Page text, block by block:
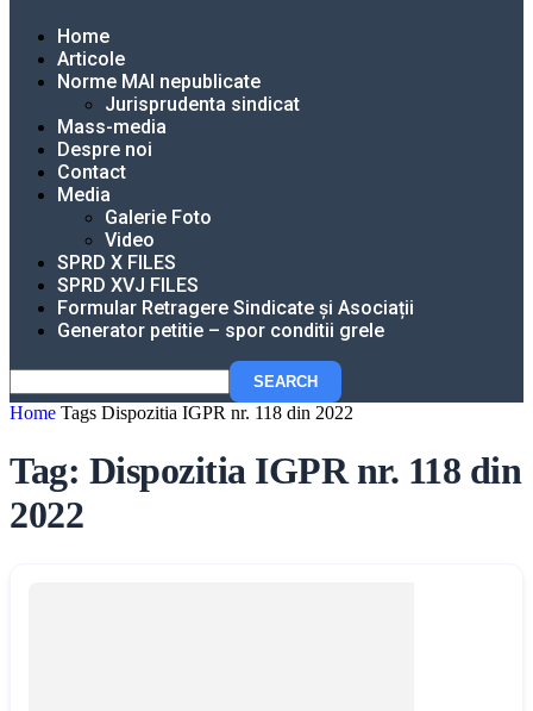
Home
Articole
Norme MAI nepublicate
Jurisprudenta sindicat
Mass-media
Despre noi
Contact
Media
Galerie Foto
Video
SPRD X FILES
SPRD XVJ FILES
Formular Retragere Sindicate și Asociații
Generator petitie – spor conditii grele
Home Tags Dispozitia IGPR nr. 118 din 2022
Tag: Dispozitia IGPR nr. 118 din
2022